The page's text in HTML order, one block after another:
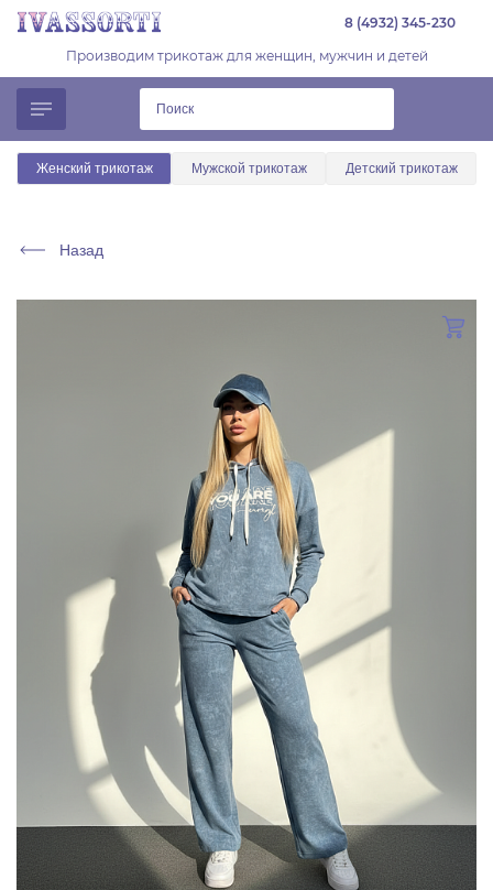
8 (4932) 345-230
Производим трикотаж для женщин, мужчин и детей
Женский трикотаж Мужской трикотаж Детский трикотаж
Назад